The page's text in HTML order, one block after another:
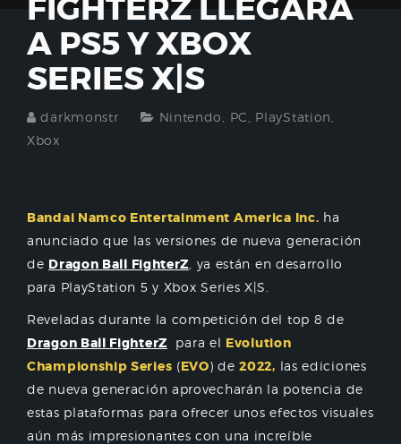
FIGHTERZ LLEGARÁ
A PS5 Y XBOX
SERIES X|S
darkmonstr Nintendo PC PlayStation
Xbox
Bandai Namco Entertainment America Inc. ha
anunciado que las versiones de nueva generación
de Dragon Ball FighterZ , ya están en desarrollo
para PlayStation 5 y Xbox Series X|S.
Reveladas durante la competición del top 8 de
Dragon Ball FighterZ para el Evolution
Championship Series (EVO) de2022, las ediciones
de nueva generación aprovecharán la potencia de
estas plataformas para ofrecer unos efectos visuales
aún más impresionantes con una increíble